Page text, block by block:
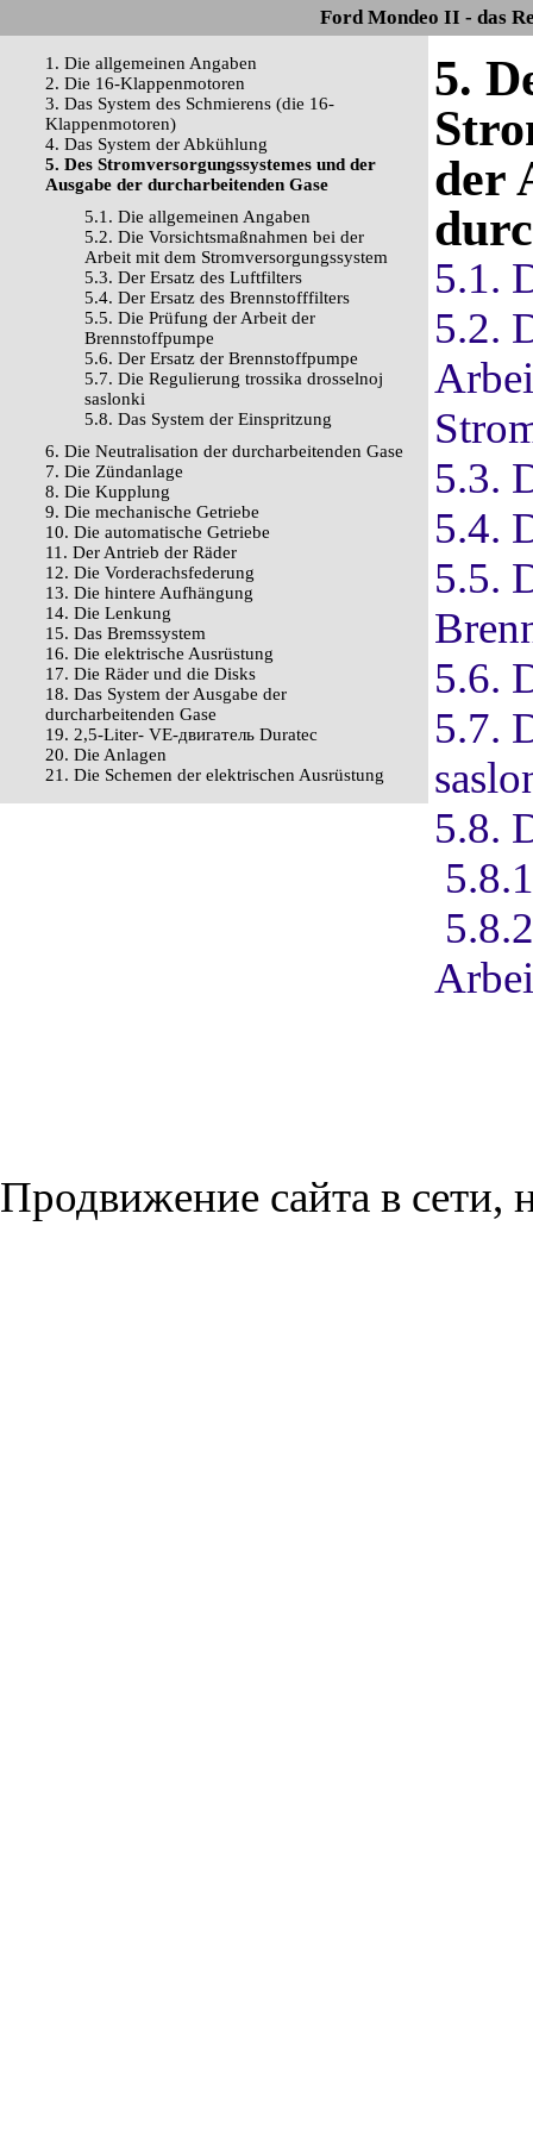
Ford Mondeo II - das
1. Die allgemeinen Angaben
2. Die 16-Klappenmotoren
3. Das System des Schmierens (die 16-
Klappenmotoren)
4. Das System der Abkühlung
5. Des Stromversorgungssystemes und der
Ausgabe der durcharbeitenden Gase
5.1. Die allgemeinen Angaben
5.2. Die Vorsichtsmaßnahmen bei der
Arbeit mit dem Stromversorgungssystem
5.3. Der Ersatz des Luftfilters
5.4. Der Ersatz des Brennstofffilters
5.5. Die Prüfung der Arbeit der
Brennstoffpumpe
5.6. Der Ersatz der Brennstoffpumpe
5.7. Die Regulierung trossika drosselnoj
saslonki
5.8. Das System der Einspritzung
6. Die Neutralisation der durcharbeitenden Gase
7. Die Zündanlage
8. Die Kupplung
9. Die mechanische Getriebe
10. Die automatische Getriebe
11. Der Antrieb der Räder
12. Die Vorderachsfederung
13. Die hintere Aufhängung
14. Die Lenkung
15. Das Bremssystem
16. Die elektrische Ausrüstung
17. Die Räder und die Disks
18. Das System der Ausgabe der
durcharbeitenden Gase
19. 2,5-Liter- VЕ-двигатель Duratec
20. Die Anlagen
21. Die Schemen der elektrischen Ausrüstung
5.
der
5.1.
5.2.
5.3.
5.4.
5.5.
5.6.
5.7.
5.8.
Продвижение сайта в сети,